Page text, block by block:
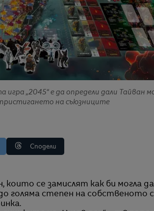
„2045“ е да определи дали Тайван
на съюзниците
Сподели
голяма степен на собственото